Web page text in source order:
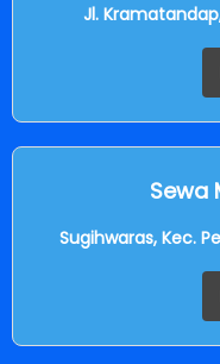
Jl.
Sewa
Sugihwaras, Kec.